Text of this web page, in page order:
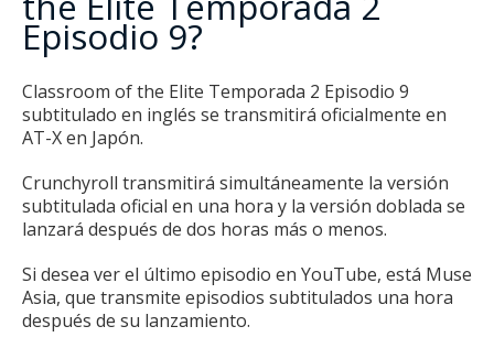
Episodio 9?
Classroom of the Elite Temporada 2 Episodio 9
subtitulado en inglés se transmitirá oficialmente en
AT-X en Japón.
Crunchyroll transmitirá simultáneamente la versión
subtitulada oficial en una hora y la versión doblada se
lanzará después de dos horas más o menos.
Si desea ver el último episodio en YouTube, está Muse
Asia, que transmite episodios subtitulados una hora
después de su lanzamiento.